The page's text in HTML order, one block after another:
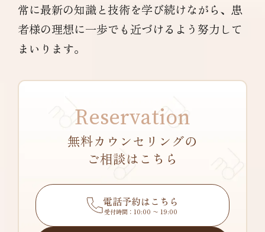
常に最新の知識と技術を学び続けながら、患
者様の理想に一歩でも近づけるよう努力して
まいります。
Reservation
無料カウンセリングの
ご相談はこちら
電話予約はこちら
受付時間：10:00 〜 19:00